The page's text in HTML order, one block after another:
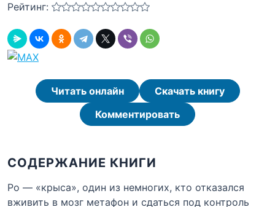
Рейтинг:
Читать онлайн
Скачать книгу
Комментировать
СОДЕРЖАНИЕ КНИГИ
Ро — «крыса», один из немногих, кто отказался
вживить в мозг метафон и сдаться под контроль